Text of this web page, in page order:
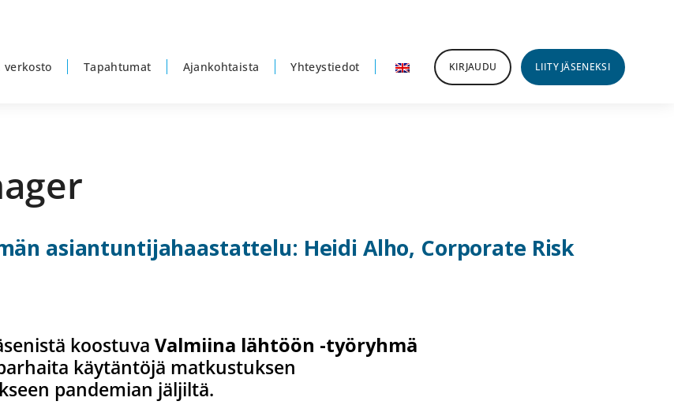
verkosto Tapahtumat Ajankohtaista Yhteystiedot KIRJAUDU LIITY JÄSENEKSI
asiantuntijahaastattelu: Heidi Alho, Corporate Risk
koostuva Valmiina lähtöön -työryhmä
käytäntöjä matkustuksen
pandemian jäljiltä.